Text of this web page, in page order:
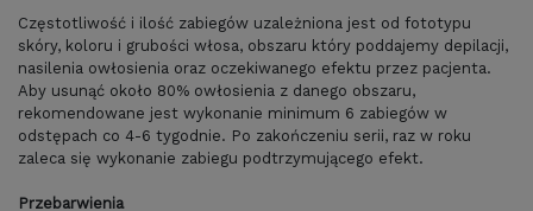
Częstotliwość i ilość zabiegów uzależniona jest od fototypu
skóry, koloru i grubości włosa, obszaru który poddajemy depilacji,
nasilenia owłosienia oraz oczekiwanego efektu przez pacjenta.
Aby usunąć około 80% owłosienia z danego obszaru,
rekomendowane jest wykonanie minimum 6 zabiegów w
odstępach co 4-6 tygodnie. Po zakończeniu serii, raz w roku
zaleca się wykonanie zabiegu podtrzymującego efekt.
Przebarwienia